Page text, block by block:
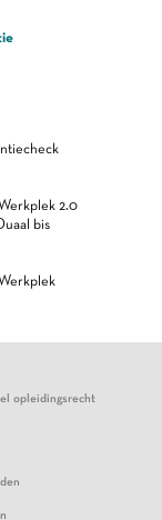
2.0
bis
opleidingsrecht